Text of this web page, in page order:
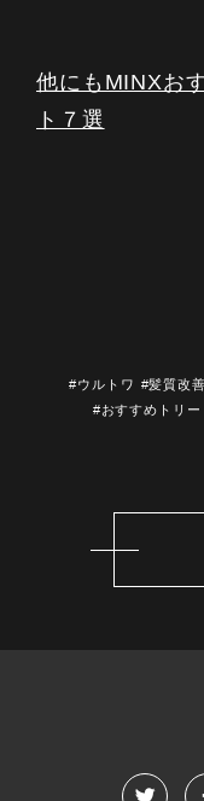
他にもMINXお
ト７選
#ウルトワ #髪質改
#おすすめトリー